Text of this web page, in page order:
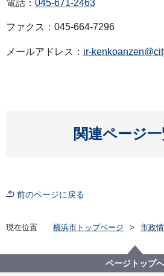
電話： 045-671-2463
ファクス：045-664-7296
メールアドレス： ir-
関連ページ開く
前のページに戻る
現在位置 横浜市トップページ
市政
新型コロナウイルス感染症に
認について
ページトップへ